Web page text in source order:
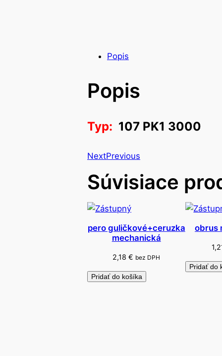
Popis
Popis
Typ: 107 PK1 3000
NextPrevious
Súvisiace
pero guličkové+ceruzka
mechanická
2,18€ bez DPH
Pridať do košíka
obrus
Pridať do